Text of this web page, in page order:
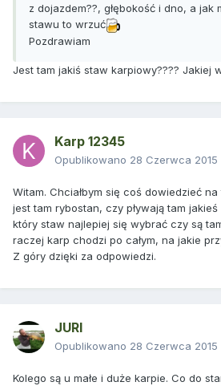
z dojazdem??, głębokość i dno, a jak
stawu to wrzuć
Pozdrawiam
Jest tam jakiś staw karpiowy???? Jakiej
Karp 12345
Opublikowano 28 Czerwca 2015
Witam. Chciałbym się coś dowiedzieć
jest tam rybostan, czy pływają tam
który staw najlepiej się wybrać czy są
raczej karp chodzi po całym, na jakie
Z góry dzięki za odpowiedzi.
JURI
Opublikowano 28 Czerwca 2015
Kolego są u małe i duże karpie. Co do